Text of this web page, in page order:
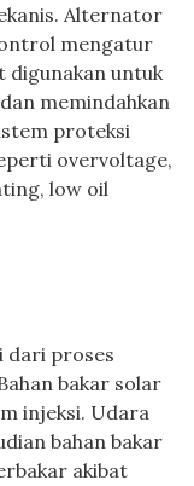
Alternator
mengatur
digunakan untuk
memindahkan
proteksi
overvoltage,
low oil
dari proses
bakar solar
injeksi. Udara
bahan bakar
akibat